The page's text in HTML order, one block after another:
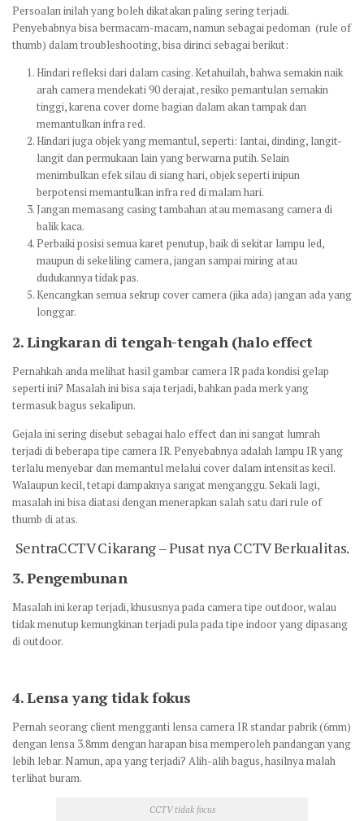
Persoalan inilah yang boleh dikatakan paling sering terjadi.
Penyebabnya bisa bermacam-macam, namun sebagai pedoman (rule of
thumb) dalam troubleshooting, bisa dirinci sebagai berikut:
Hindari refleksi dari dalam casing. Ketahuilah, bahwa semakin naik
arah camera mendekati 90 derajat, resiko pemantulan semakin
tinggi, karena cover dome bagian dalam akan tampak dan
memantulkan infra red.
Hindari juga objek yang memantul, seperti: lantai, dinding, langit-
langit dan permukaan lain yang berwarna putih. Selain
menimbulkan efek silau di siang hari, objek seperti inipun
berpotensi memantulkan infra red di malam hari.
Jangan memasang casing tambahan atau memasang camera di
balik kaca.
Perbaiki posisi semua karet penutup, baik di sekitar lampu led,
maupun di sekeliling camera, jangan sampai miring atau
dudukannya tidak pas.
Kencangkan semua sekrup cover camera (jika ada) jangan ada yang
longgar.
2.Lingkaran di tengah-tengah (halo effect
Pernahkah anda melihat hasil gambar camera IR pada kondisi gelap
seperti ini? Masalah ini bisa saja terjadi, bahkan pada merk yang
termasuk bagus sekalipun.
Gejala ini sering disebut sebagai halo effect dan ini sangat lumrah
terjadi di beberapa tipe camera IR. Penyebabnya adalah lampu IR yang
terlalu menyebar dan memantul melalui cover dalam intensitas kecil.
Walaupun kecil, tetapi dampaknya sangat menganggu. Sekali lagi,
masalah ini bisa diatasi dengan menerapkan salah satu dari rule of
thumb di atas.
SentraCCTV Cikarang – Pusat nya CCTV Berkualitas.
3.Pengembunan
Masalah ini kerap terjadi, khususnya pada camera tipe outdoor, walau
tidak menutup kemungkinan terjadi pula pada tipe indoor yang dipasang
di outdoor.
4.Lensa yang tidak fokus
Pernah seorang client mengganti lensa camera IR standar pabrik (6mm)
dengan lensa 3.8mm dengan harapan bisa memperoleh pandangan yang
lebih lebar. Namun, apa yang terjadi? Alih-alih bagus, hasilnya malah
terlihat buram.
CCTV tidak focus